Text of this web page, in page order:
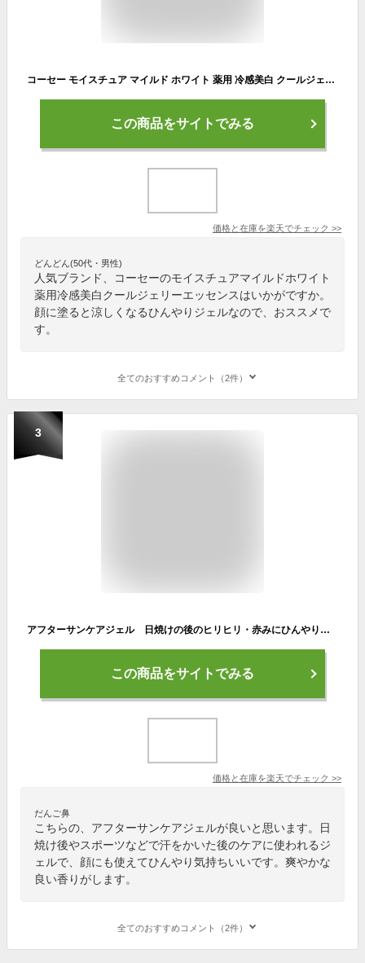
コーセー モイスチュア マイルド ホワイト 薬用 冷感美白 クールジェリー エッセンス 200ml │ クール 冷感 ジェリー オールインワン 化粧水 美容液 乳液 パック ひんやり 毛穴 ナイアシン 【ギフト対応】 【ソーシャルギフト対応】 プレゼント
この商品をサイトでみる
価格と在庫を楽天でチェック >>
どんどん(50代・男性)
人気ブランド、コーセーのモイスチュアマイルドホワイト
薬用冷感美白クールジェリーエッセンスはいかがですか。
顔に塗ると涼しくなるひんやりジェルなので、おススメで
す。
全てのおすすめコメント（2件）
3
アフターサンケアジェル 日焼けの後のヒリヒリ・赤みにひんやりジェルでアフターケア 顔や体に使えます ひんやり ボディクリーム クール いい香り いい匂い 冷感 アロエ 香り ほてり 紫外線 日焼け 日焼け後 メントール 顔 スキンケア
この商品をサイトでみる
価格と在庫を楽天でチェック >>
だんご鼻
こちらの、アフターサンケアジェルが良いと思います。日
焼け後やスポーツなどで汗をかいた後のケアに使われるジ
ェルで、顔にも使えてひんやり気持ちいいです。爽やかな
良い香りがします。
全てのおすすめコメント（2件）